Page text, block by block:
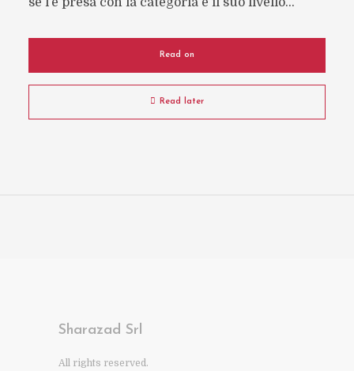
Read on
Read later
Sharazad Srl
All rights reserved.